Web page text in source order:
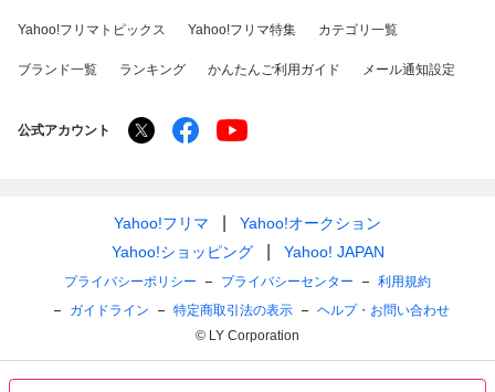
Yahoo!フリマトピックス Yahoo!フリマ特集 カテゴリ一覧
ブランド一覧 ランキング かんたんご利用ガイド メール通知設定
公式アカウント
Yahoo!フリマ
Yahoo!オークション
Yahoo!ショッピング
Yahoo! JAPAN
プライバシーポリシー プライバシーセンター
利用規約
ガイドライン
特定商取引法の表示
ヘルプ・お問い合わせ
© LY Corporation